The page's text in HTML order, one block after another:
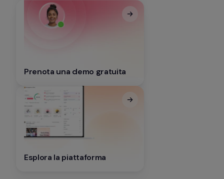
Prenota una demo gratuita
Esplora la piattaforma